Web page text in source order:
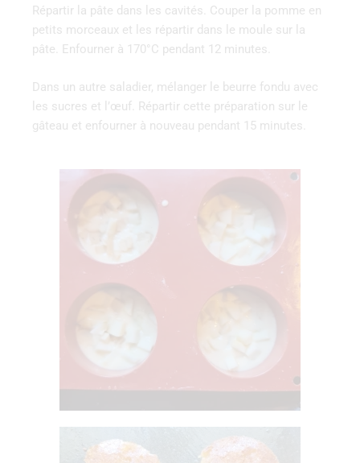
Répartir la pâte dans les cavités. Couper la pomme en
petits morceaux et les répartir dans le moule sur la
pâte. Enfourner à 170°C pendant 12 minutes.
Dans un autre saladier, mélanger le beurre fondu avec
les sucres et l’œuf. Répartir cette préparation sur le
gâteau et enfourner à nouveau pendant 15 minutes.